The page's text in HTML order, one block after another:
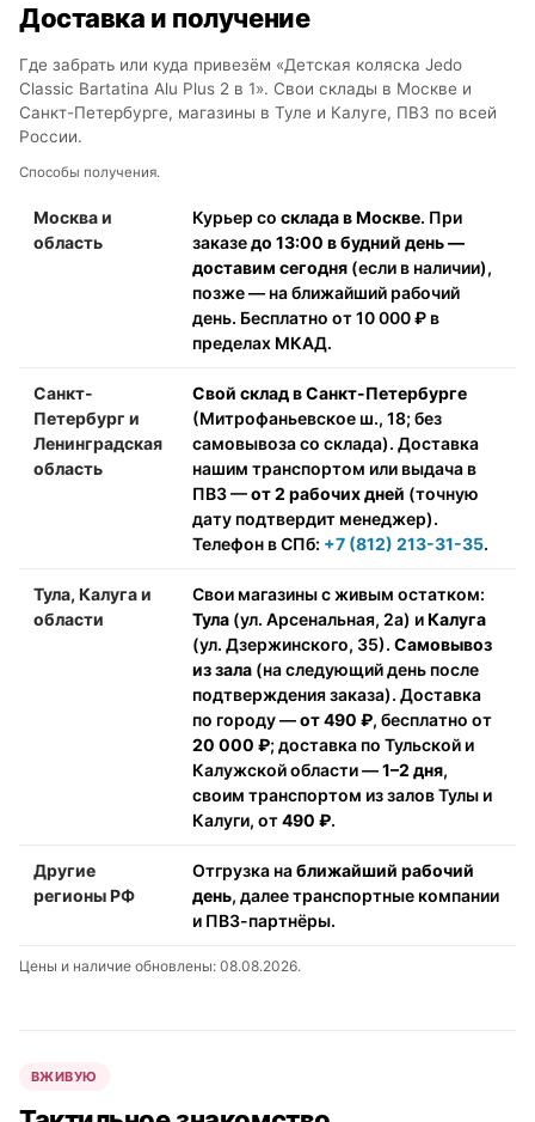
Доставка и получение
Где забрать или куда привезём «Детская коляска Jedo
Classic Bartatina Alu Plus 2 в 1». Свои склады в Москве и
Санкт-Петербурге, магазины в Туле и Калуге, ПВЗ по всей
России.
Способы получения.
Москва и
область
Курьер со склада в Москве. При
заказедо 13:00 в будний день —
доставим сегодня (если в наличии),
позже — на ближайший рабочий
день. Бесплатно от 10 000 ₽ в
пределах МКАД.
Санкт-
Петербург и
Ленинградская
область
Свой склад в Санкт-Петербурге
(Митрофаньевское ш., 18; без
самовывоза со склада). Доставка
нашим транспортом или выдача в
ПВЗ —от 2 рабочих дней (точную
дату подтвердит менеджер).
Телефон в СПб: +7 (812) 213-31-35.
Тула, Калуга и
области
Свои магазины с живым остатком:
Тула (ул. Арсенальная, 2а) иКалуга
(ул. Дзержинского, 35). Самовывоз
из зала (на следующий день после
подтверждения заказа). Доставка
по городу —от 490 ₽, бесплатно от
20 000 ₽; доставка по Тульской и
Калужской области —1–2 дня,
своим транспортом из залов Тулы и
Калуги, от490 ₽.
Другие
регионы РФ
Отгрузка наближайший рабочий
день, далее транспортные компании
и ПВЗ-партнёры.
Цены и наличие обновлены: 08.08.2026.
ВЖИВУЮ